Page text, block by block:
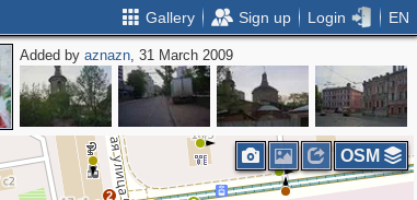
Gallery Sign up Login EN
Added byaznazn, 31 March 2009
2
OSM